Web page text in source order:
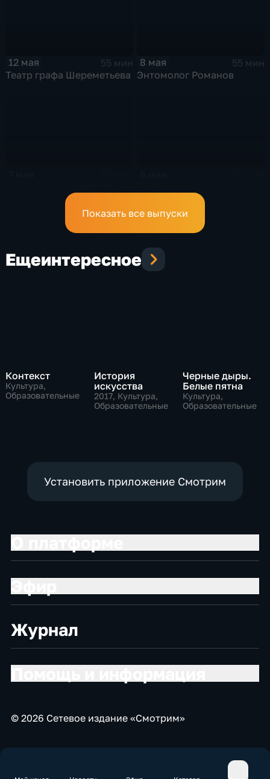
12 мая
55 мин
Театр графа Шереметьева
8 мая
55 мин
Энтомолог Романов
Показать все выпуски
Ещеинтересное
Контекст
Культура,
Образовательные
История
искусства
2017, Культура,
Образовательные
Черные дыры.
Белые пятна
Культура,
Образовательные
Установить приложение Смотрим
Журнал
© 2026 Сетевое издание «Смотрим»